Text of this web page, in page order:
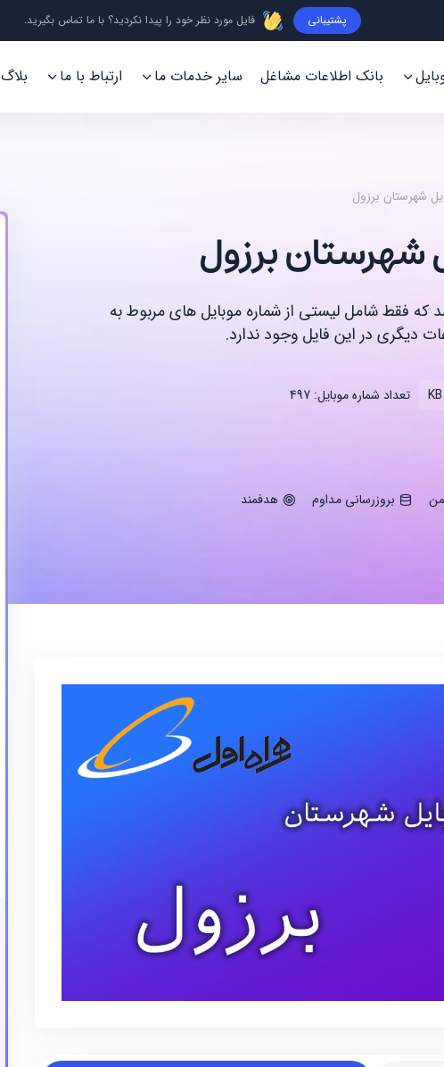
پشتیبانی فایل مورد نظر خود را پیدا نکردید؟ با ما تماس بگیرید.
بانک اطلاعات مشاغل سایر خدمات ما ارتباط با ما بلاگ
شهرستان برزول
شهرستان برزول
که فقط شامل لیستی از شماره موبایل های مربوط به
دیگری در این فایل وجود ندارد.
تعداد شماره موبایل: 497
بروزرسانی مداوم
هدفمند